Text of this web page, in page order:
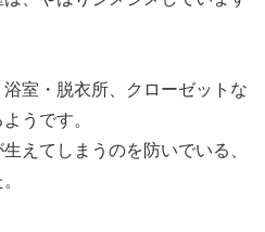
室・脱衣所、クローゼットな
うです。
えてしまうのを防いでいる、